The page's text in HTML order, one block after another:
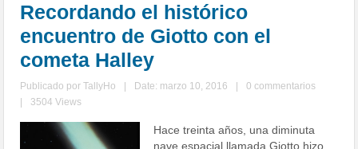
Recordando el histórico
encuentro de Giotto con el
cometa Halley
Publicado porTallyHo Date: marzo 10, 2016
0 commentarios
3504 Views
Hace treinta años, una diminuta
nave espacial llamada Giotto hizo